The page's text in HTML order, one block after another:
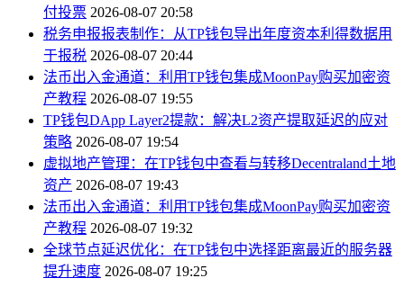
付投票 2026-08-07 20:58
税务申报报表制作：从TP钱包导出年度资本利得数据用
于报税 2026-08-07 20:44
法币出入金通道：利用TP钱包集成MoonPay购买加密资
产教程 2026-08-07 19:55
TP钱包DApp Layer2提款：解决L2资产提取延迟的应对
策略 2026-08-07 19:54
虚拟地产管理：在TP钱包中查看与转移Decentraland土地
资产 2026-08-07 19:43
法币出入金通道：利用TP钱包集成MoonPay购买加密资
产教程 2026-08-07 19:32
全球节点延迟优化：在TP钱包中选择距离最近的服务器
提升速度 2026-08-07 19:25